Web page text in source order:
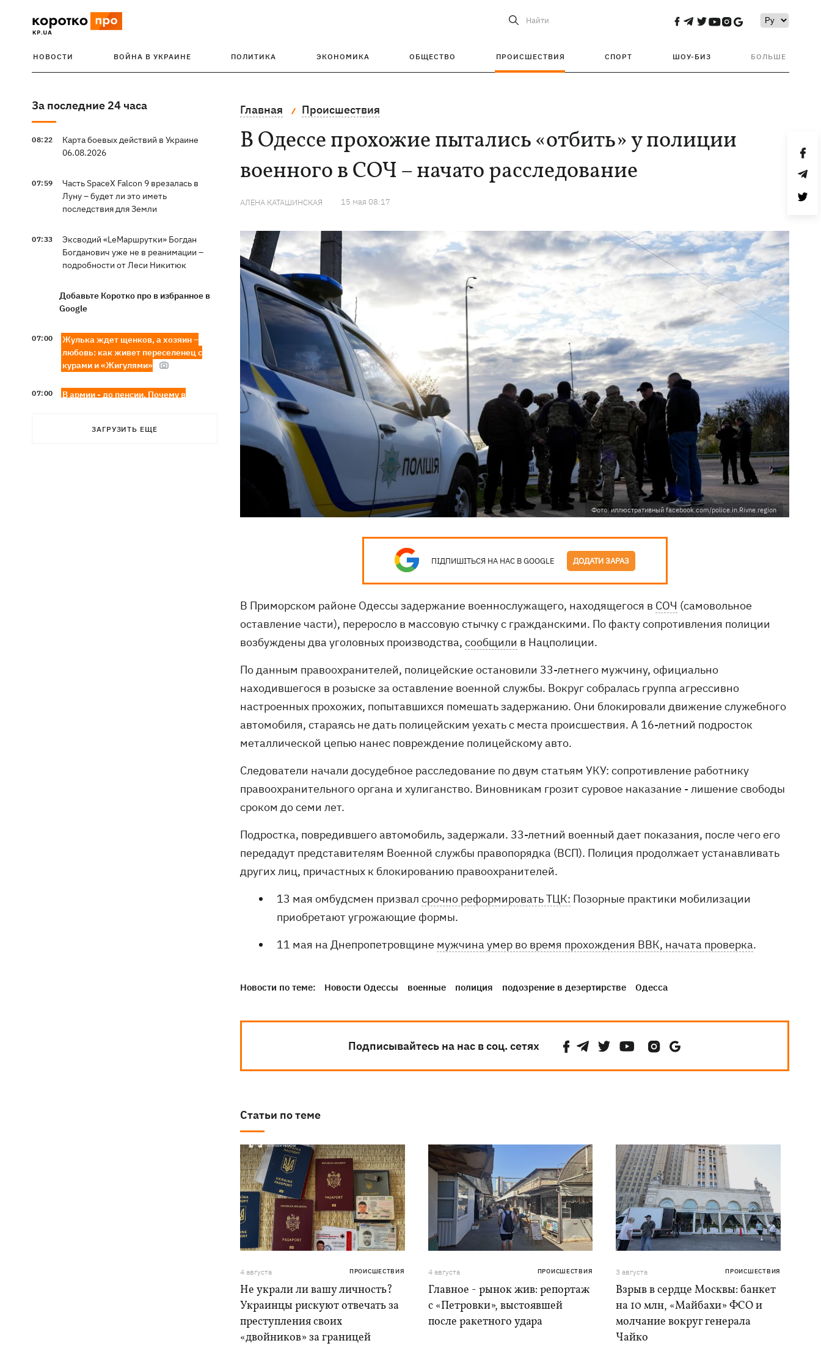
Найти
НОВОСТИ ВОЙНА В УКРАИНЕ ПОЛИТИКА ЭКОНОМИКА ОБЩЕСТВО ПРОИСШЕСТВИЯ СПОРТ ШОУ-БИЗ БОЛЬШЕ
За последние 24 часа
08:22
Карта боевых действий в Украине
06.08.2026
07:59
Часть SpaceX Falcon 9 врезалась в
Луну – будет ли это иметь
последствия для Земли
07:33
Эксводий «LeМаршрутки» Богдан
Богданович уже не в реанимации –
подробности от Леси Никитюк
Добавьте Коротко про в избранное в
Google
07:00
Жулька ждет щенков, а хозяин –
любовь: как живет переселенец с
курами и «Жигулями»
07:00
В армии - до пенсии. Почему в
ЗАГРУЗИТЬ ЕЩЕ
Главная Происшествия
В Одессе прохожие пытались «отбить» у полиции
военного в СОЧ – начато расследование
АЛЕНА КАТАШИНСКАЯ 15 мая 08:17
Фото: иллюстративный facebook.com/police.in.Rivne.region
ПІДПИШІТЬСЯ НА НАС В GOOGLE ДОДАТИ ЗАРАЗ
В Приморском районе Одессы задержание военнослужащего, находящегося в СОЧ (самовольное
оставление части), переросло в массовую стычку с гражданскими. По факту сопротивления полиции
возбуждены два уголовных производства, сообщили в Нацполиции.
По данным правоохранителей, полицейские остановили 33-летнего мужчину, официально
находившегося в розыске за оставление военной службы. Вокруг собралась группа агрессивно
настроенных прохожих, попытавшихся помешать задержанию. Они блокировали движение служебного
автомобиля, стараясь не дать полицейским уехать с места происшествия. А 16-летний подросток
металлической цепью нанес повреждение полицейскому авто.
Следователи начали досудебное расследование по двум статьям УКУ: сопротивление работнику
правоохранительного органа и хулиганство. Виновникам грозит суровое наказание - лишение свободы
сроком до семи лет.
Подростка, повредившего автомобиль, задержали. 33-летний военный дает показания, после чего его
передадут представителям Военной службы правопорядка (ВСП). Полиция продолжает устанавливать
других лиц, причастных к блокированию правоохранителей.
13 мая омбудсмен призвал срочно реформировать ТЦК: Позорные практики мобилизации
приобретают угрожающие формы.
11 мая на Днепропетровщине мужчина умер во время прохождения ВВК, начата проверка.
Новости по теме: Новости Одессы военные полиция подозрение в дезертирстве Одесса
Подписывайтесь на нас в соц. сетях
Статьи по теме
4 августа ПРОИСШЕСТВИЯ
Не украли ли вашу личность?
Украинцы рискуют отвечать за
преступления своих
«двойников» за границей
4 августа ПРОИСШЕСТВИЯ
Главное - рынок жив: репортаж
с «Петровки», выстоявшей
после ракетного удара
3 августа ПРОИСШЕСТВИЯ
Взрыв в сердце Москвы: банкет
на 10 млн, «Майбахи» ФСО и
молчание вокруг генерала
Чайко